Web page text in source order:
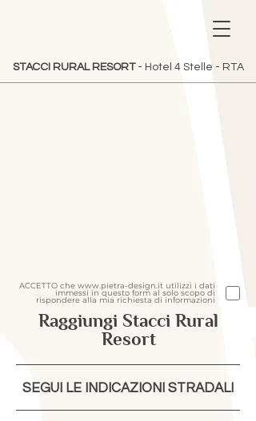
STACCI RURAL RESORT- Hotel 4 Stelle - RTA
ACCETTO che www.pietra-design.it utilizzi i dati
immessi in questo form al solo scopo di
rispondere alla mia richiesta di informazioni
Raggiungi Stacci Rural
Resort
SEGUI LE INDICAZIONI STRADALI